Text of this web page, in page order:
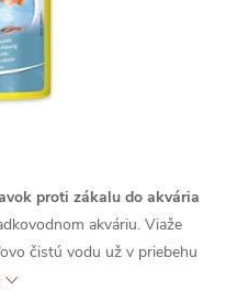
proti zákalu do akvária
akváriu. Viaže
čistú vodu už v priebehu